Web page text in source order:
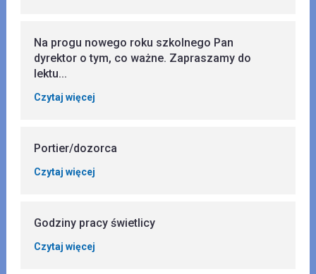
Na progu nowego roku szkolnego Pan
dyrektor o tym, co ważne. Zapraszamy do
lektu...
Czytaj więcej
Portier/dozorca
Czytaj więcej
Godziny pracy świetlicy
Czytaj więcej